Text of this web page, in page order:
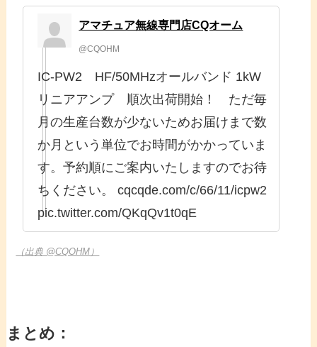
アマチュア無線専門店CQオーム
@CQOHM
IC-PW2 HF/50MHzオールバンド 1kW
リニアアンプ 順次出荷開始！ ただ毎
月の生産台数が少ないためお届けまで数
か月という単位でお時間がかかっていま
す。予約順にご案内いたしますのでお待
ちください。 cqcqde.com/c/66/11/icpw2
pic.twitter.com/QKqQv1t0qE
（出典 @CQOHM）
まとめ：